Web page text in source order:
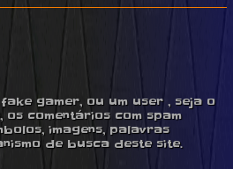
gamer, ou um user , seja o
comentários com spam
imagens, palavras
de busca deste site.